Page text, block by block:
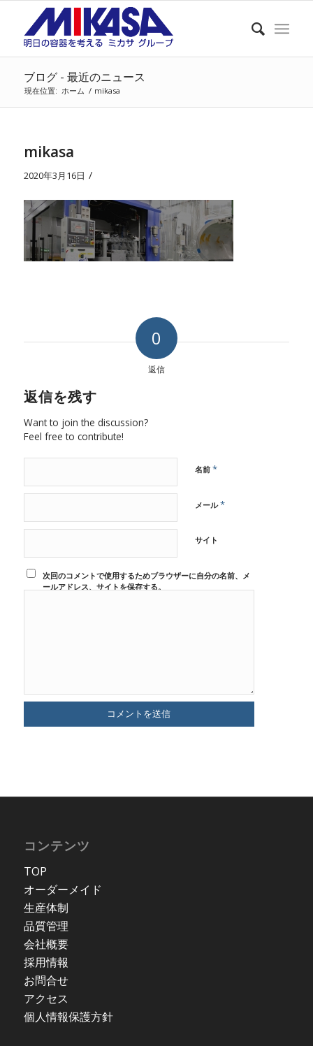
ブログ - 最近のニュース
現在位置: ホーム / mikasa
mikasa
2020年3月16日 /
0
返信
返信を残す
Want to join the discussion?
Feel free to contribute!
名前 *
メール*
サイト
次回のコメントで使用するためブラウザーに自分の名前、メ
ールアドレス、サイトを保存する。
コンテンツ
TOP
オーダーメイド
生産体制
品質管理
会社概要
採用情報
お問合せ
アクセス
個人情報保護方針